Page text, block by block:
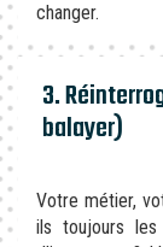
changer.
3.
balayer)
Votre métier,
ils toujours